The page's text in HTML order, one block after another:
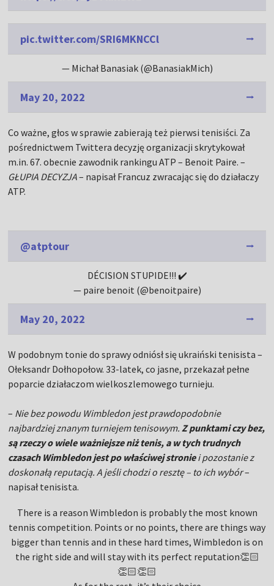
pic.twitter.com/SRI6MKNCCl
— Michał Banasiak (@BanasiakMich)
May 20, 2022
Co ważne, głos w sprawie zabierają też pierwsi tenisiści. Za
pośrednictwem Twittera decyzję organizacji skrytykował
m.in. 67. obecnie zawodnik rankingu ATP – Benoit Paire. –
GŁUPIA DECYZJA– napisał Francuz zwracając się do działaczy
ATP.
@atptour
DÉCISION STUPIDE!!! ✔️
— paire benoit (@benoitpaire)
May 20, 2022
W podobnym tonie do sprawy odniósł się ukraiński tenisista –
Ołeksandr Dołhopołow. 33-latek, co jasne, przekazał pełne
poparcie działaczom wielkoszlemowego turnieju.
– Nie bez powodu Wimbledon jest prawdopodobnie
najbardziej znanym turniejem tenisowym.Z punktami czy bez,
są rzeczy o wiele ważniejsze niż tenis, a w tych trudnych
czasach Wimbledon jest po właściwej stroniei pozostanie z
doskonałą reputacją. A jeśli chodzi o resztę – to ich wybór–
napisał tenisista.
There is a reason Wimbledon is probably the most known
tennis competition. Points or no points, there are things way
bigger than tennis and in these hard times, Wimbledon is on
the right side and will stay with its perfect reputation👏🏻
👏🏻👏🏻